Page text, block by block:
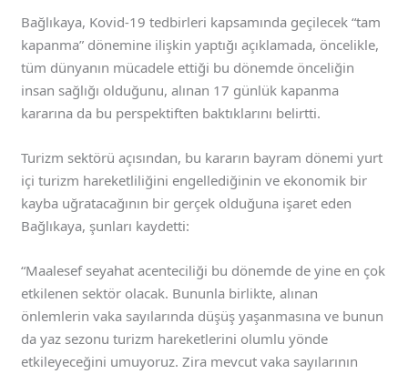
Bağlıkaya, Kovid-19 tedbirleri kapsamında geçilecek “tam
kapanma” dönemine ilişkin yaptığı açıklamada, öncelikle,
tüm dünyanın mücadele ettiği bu dönemde önceliğin
insan sağlığı olduğunu, alınan 17 günlük kapanma
kararına da bu perspektiften baktıklarını belirtti.
Turizm sektörü açısından, bu kararın bayram dönemi yurt
içi turizm hareketliliğini engellediğinin ve ekonomik bir
kayba uğratacağının bir gerçek olduğuna işaret eden
Bağlıkaya, şunları kaydetti:
“Maalesef seyahat acenteciliği bu dönemde de yine en çok
etkilenen sektör olacak. Bununla birlikte, alınan
önlemlerin vaka sayılarında düşüş yaşanmasına ve bunun
da yaz sezonu turizm hareketlerini olumlu yönde
etkileyeceğini umuyoruz. Zira mevcut vaka sayılarının